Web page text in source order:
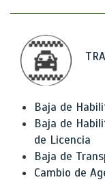
Baja de
Baja de
de Licencia
Baja de
Cambio de